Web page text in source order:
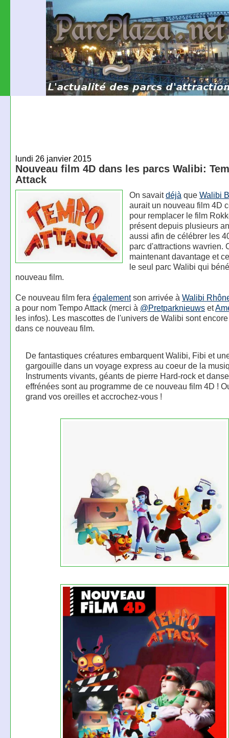
lundi 26 janvier 2015
Nouveau film 4D dans les parcs Walibi:
Attack
On savaitdéjà que Walibi
aurait un nouveau film 4D
pour remplacer le film
présent depuis plusieurs
aussi afin de célébrer les
parc d'attractions wavrien.
maintenant davantage et
le seul parc Walibi qui
nouveau film.
Ce nouveau film fera égalementson arrivée à Walibi
a pour nom Tempo Attack (merci à @Pretparknieuwset
les infos). Les mascottes de l'univers de Walibi sont
dans ce nouveau film.
De fantastiques créatures embarquent Walibi, Fibi et
gargouille dans un voyage express au coeur de la
Instruments vivants, géants de pierre Hard-rock et
effrénées sont au programme de ce nouveau film 4D !
grand vos oreilles et accrochez-vous !